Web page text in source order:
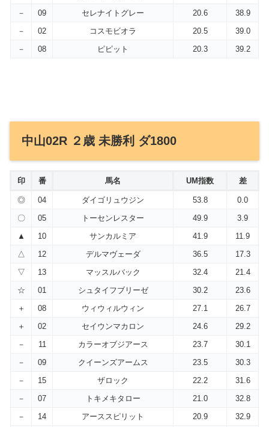
－
09 セレナイトグレー 20.6
38.9
－
02 コスモビオラ 20.5
39.0
－
08 ピピット 20.3 39.2
中山02R ２歳 未勝利 ダ1800
印 番 馬名 UM指数 差
◎ 04 ダイゴリュウジン 53.8
0.0
〇
05 トーセンレスター 49.9
3.9
▲
10 サンカルミア 41.9
11.9
△
12 デルマヴェーダ 36.5
17.3
▽
13 マッスルバック 32.4
21.4
☆
01 シュタイフブリーゼ 30.2
23.6
＋
08 ウィウィルウィン 27.1
26.7
＋
02 セイウンマカロン 24.6
29.2
－
11 カラーオブジアース 23.7
30.1
－
09 クイーンズアームス 23.5
30.3
－
15 ザロック 22.2
31.6
－
07 トキメキタロー 21.0
32.8
－
14 アーススピリット 20.9
32.9